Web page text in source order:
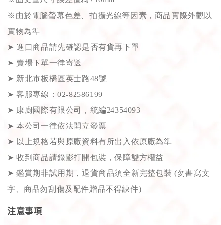
※由於電腦螢幕色差、拍攝光線等因素，商品實際外觀以
實物為準
➤ 進口商品請先確認是否有貨再下單
➤ 賣場下單一律寄送
➤ 新北市板橋區英士路48號
➤ 客服專線：02-82586199
➤ 康廚國際有限公司，統編24354093
➤ 本公司一律依法開立發票
➤ 以上規格若與原廠資料有所出入依原廠為準
➤ 收到商品請錄影打開包裝，保障雙方權益
➤ 鑑賞期非試用期，退貨商品須全新完整包裝 (勿書寫文
字、商品勿刮傷及配件贈品不得缺件)
注意事項